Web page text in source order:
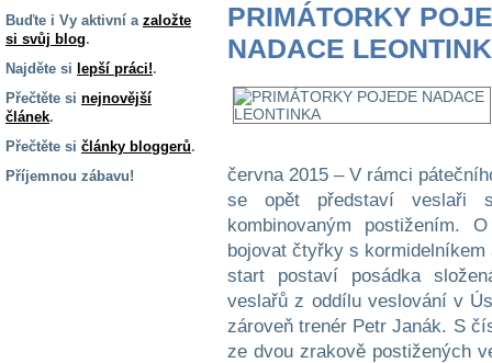
Buďte i Vy aktivní a založte
si svůj blog.
Najděte si lepší práci!.
Přečtěte si nejnovější
článek.
Přečtěte si články bloggerů.
Příjemnou zábavu!
PRIMÁTORKY
NADACE
června 2015 – V rámci
se opět představí veslaři
kombinovaným postižením.
bojovat čtyřky s
start postaví posádka
veslařů z oddílu veslování v
zároveň trenér Petr Janák. S
ze dvou zrakově postižených